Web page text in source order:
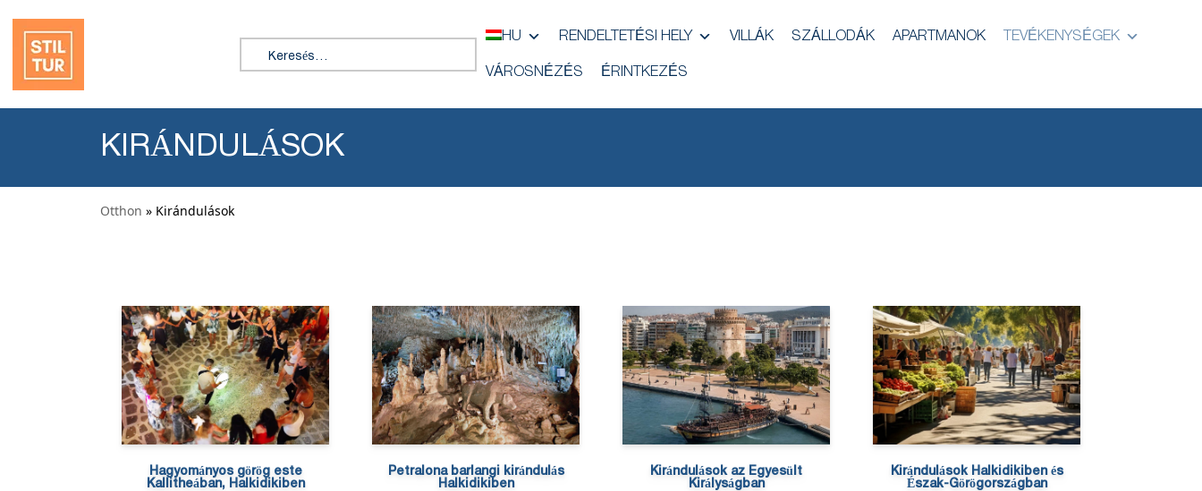
Keresés:
HU RENDELTETÉSI HELY VILLÁK SZÁLLODÁK APARTMANOK TEVÉKENYSÉGEK
VÁROSNÉZÉS ÉRINTKEZÉS
KIRÁNDULÁSOK
Otthon » Kirándulások
Hagyományos görög este
Kallitheában, Halkidikiben
Petralona barlangi kirándulás
Halkidikiben
Kirándulások az Egyesült
Királyságban
Kirándulások Halkidikiben és
Észak-Görögországban